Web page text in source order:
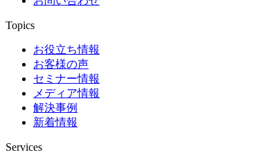
Topics
お役立ち情報
お客様の声
セミナー情報
メディア情報
解決事例
新着情報
Services